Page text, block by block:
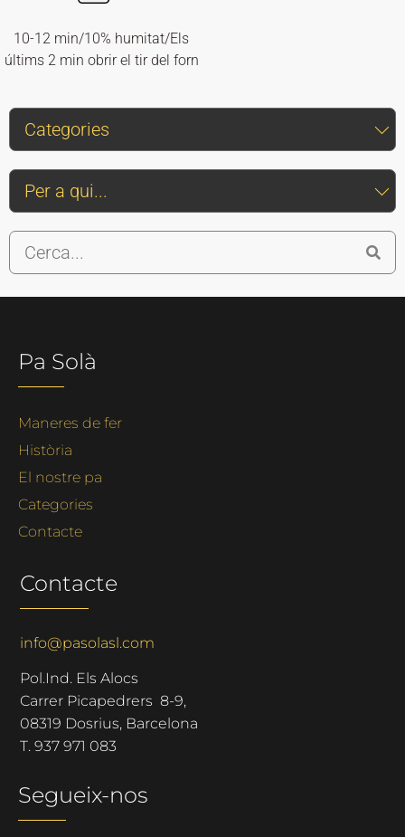
10-12 min/10% humitat/Els
últims 2 min obrir el tir del forn
Pa Solà
Maneres de fer
Història
El nostre pa
Categories
Contacte
Contacte
info@pasolasl.com
Pol.Ind. Els Alocs
Carrer Picapedrers 8-9,
08319 Dosrius, Barcelona
T. 937 971 083
Segueix-nos